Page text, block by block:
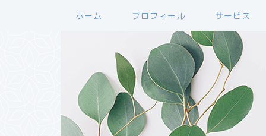
ホーム プロフィール サービス